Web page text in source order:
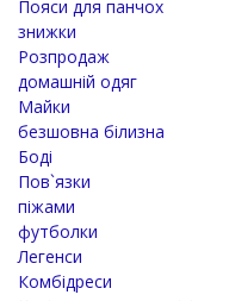
Пояси для панчох
знижки
Розпродаж
домашній одяг
Майки
безшовна білизна
Боді
Пов`язки
піжами
футболки
Легенси
Комбідреси